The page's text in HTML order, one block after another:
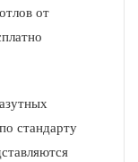
от
стандарту